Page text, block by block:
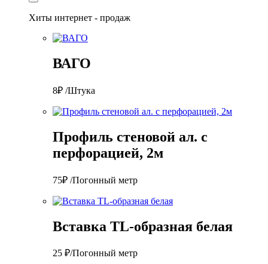
Хиты интернет - продаж
ВАГО
8₽ /Штука
Профиль стеновой ал. с
перфорацией, 2м
75₽ /Погонный метр
Вставка TL-образная белая
25 ₽/Погонный метр